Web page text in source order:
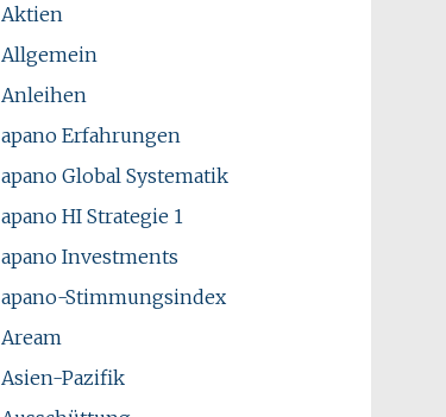
Aktien
Allgemein
Anleihen
apano Erfahrungen
apano Global Systematik
apano HI Strategie 1
apano Investments
apano-Stimmungsindex
Aream
Asien-Pazifik